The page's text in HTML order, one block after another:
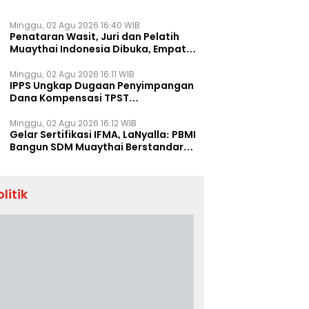
Minggu, 02 Agu 2026 16:40 WIB
Penataran Wasit, Juri dan Pelatih
Muaythai Indonesia Dibuka, Empat
Minggu, 02 Agu 2026 16:11 WIB
IPPS Ungkap Dugaan Penyimpangan
Dana Kompensasi TPST
Minggu, 02 Agu 2026 16:12 WIB
Gelar Sertifikasi IFMA, LaNyalla: PBMI
Bangun SDM Muaythai Berstandar